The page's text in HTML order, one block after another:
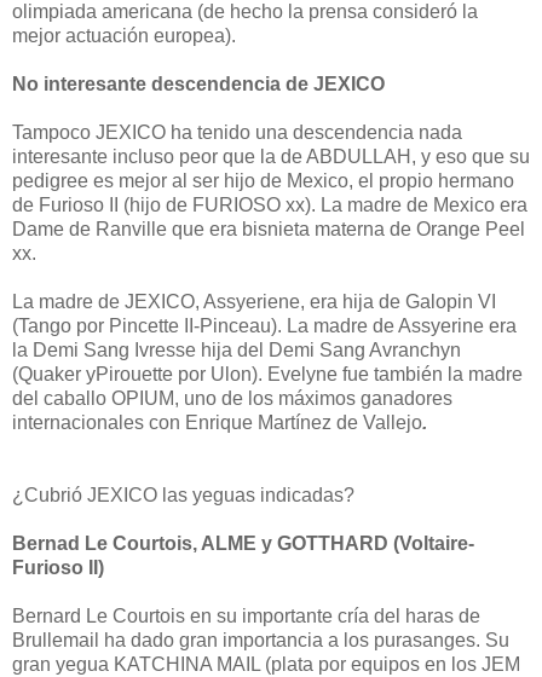
olimpiada americana (de hecho la prensa consideró la
mejor actuación europea).
No interesante descendencia de JEXICO
Tampoco JEXICO ha tenido una descendencia nada
interesante incluso peor que la de ABDULLAH, y eso que su
pedigree es mejor al ser hijo de Mexico, el propio hermano
de Furioso II (hijo de FURIOSO xx). La madre de Mexico era
Dame de Ranville que era bisnieta materna de Orange Peel
xx.
La madre de JEXICO, Assyeriene, era hija de Galopin VI
(Tango por Pincette II-Pinceau). La madre de Assyerine era
la Demi Sang Ivresse hija del Demi Sang Avranchyn
(Quaker yPirouette por Ulon). Evelyne fue también la madre
del caballo OPIUM, uno de los máximos ganadores
internacionales con Enrique Martínez de Vallejo.
¿Cubrió JEXICO las yeguas indicadas?
Bernad Le Courtois, ALME y GOTTHARD (Voltaire-
Furioso II)
Bernard Le Courtois en su importante cría del haras de
Brullemail ha dado gran importancia a los purasanges. Su
gran yegua KATCHINA MAIL (plata por equipos en los JEM